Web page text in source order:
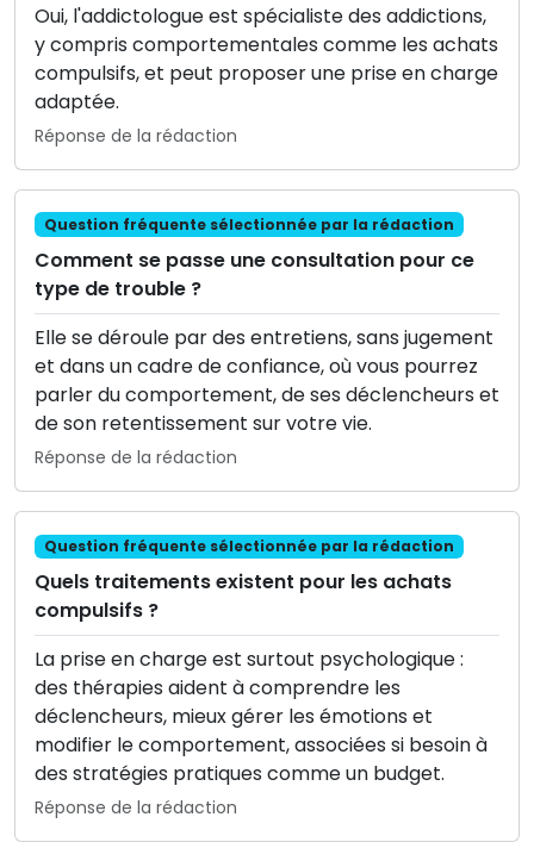
Oui, l'addictologue est spécialiste des addictions,
y compris comportementales comme les achats
compulsifs, et peut proposer une prise en charge
adaptée.
Réponse de la rédaction
Question fréquente sélectionnée par la rédaction
Comment se passe une consultation pour ce
type de trouble ?
Elle se déroule par des entretiens, sans jugement
et dans un cadre de confiance, où vous pourrez
parler du comportement, de ses déclencheurs et
de son retentissement sur votre vie.
Réponse de la rédaction
Question fréquente sélectionnée par la rédaction
Quels traitements existent pour les achats
compulsifs ?
La prise en charge est surtout psychologique :
des thérapies aident à comprendre les
déclencheurs, mieux gérer les émotions et
modifier le comportement, associées si besoin à
des stratégies pratiques comme un budget.
Réponse de la rédaction